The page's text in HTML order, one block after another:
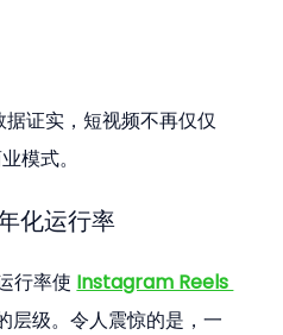
证实，短视频不再仅仅
模式。
化运行率
行率使 Instagram Reels
层级。令人震惊的是，一